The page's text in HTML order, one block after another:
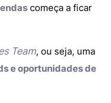
começa a ficar
Team, ou seja, uma
e oportunidades de